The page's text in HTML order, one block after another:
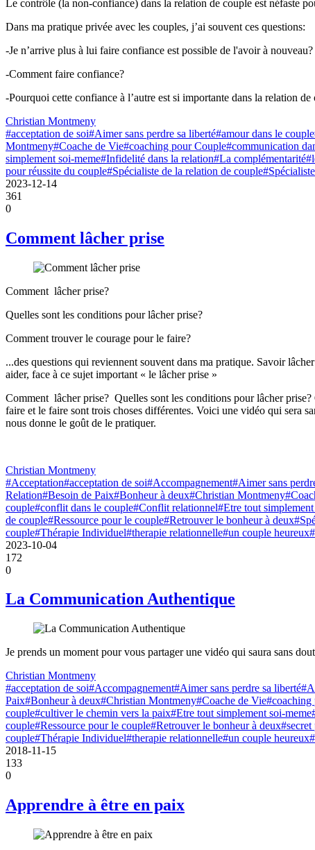
Le contrôle (la non-confiance) dans la relation de couple est néfaste
Dans ma pratique privée avec les couples, j’ai souvent ces questions:
-Je n’arrive plus à lui faire confiance est possible de l'avoir à nouveau?
-Comment faire confiance?
-Pourquoi cette confiance à l’autre est si importante dans la relation de
Christian Montmeny
#acceptation de soi#Aimer sans perdre sa liberté#amour dans le couple
Montmeny#Coache de Vie#coaching pour Couple#communication
simplement soi-meme#Infidelité dans la relation#La complémentarité
pour réussite du couple#Spécialiste de la relation de couple
2023-12-14
361
0
Comment lâcher prise
Comment lâcher prise?
Quelles sont les conditions pour lâcher prise?
Comment trouver le courage pour le faire?
...des questions qui reviennent souvent dans ma pratique. Savoir
aider, face à ce sujet important « le lâcher prise »
Comment lâcher prise? Quelles sont les conditions pour lâcher
faire et le faire sont trois choses différentes. Voici une vidéo qui sera
nous donne le goût de le pratiquer.
Christian Montmeny
#Acceptation#acceptation de soi#Accompagnement#Aimer sans
Relation#Besoin de Paix#Bonheur à deux#Christian Montmeny
couple#conflit dans le couple#Conflit relationnel#Etre tout
de couple#Ressource pour le couple#Retrouver le bonheur à deux
couple#Thérapie Individuel#therapie relationnelle#un couple heureux
2023-10-04
172
0
La Communication Authentique
Je prends un moment pour vous partager une vidéo qui saura sans
Christian Montmeny
#acceptation de soi#Accompagnement#Aimer sans perdre sa liberté
Paix#Bonheur à deux#Christian Montmeny#Coache de Vie#coaching
couple#cultiver le chemin vers la paix#Etre tout simplement soi-meme
couple#Ressource pour le couple#Retrouver le bonheur à deux
couple#Thérapie Individuel#therapie relationnelle#un couple heureux
2018-11-15
133
0
Apprendre à être en paix